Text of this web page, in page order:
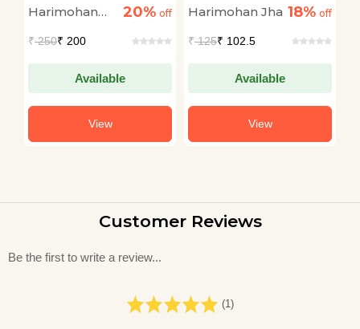
Harimohan
20% off
₹250₹ 200
Available
View
Harimohan Jha 18% off
₹125₹ 102.5
Available
View
Customer Reviews
Be the first to write a review...
(1)